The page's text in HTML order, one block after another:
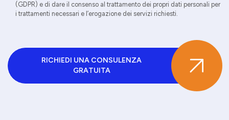
(GDPR) e di dare il consenso al trattamento dei propri dati personali per
i trattamenti necessari e l’erogazione dei servizi richiesti.
RICHIEDI UNA CONSULENZA
GRATUITA